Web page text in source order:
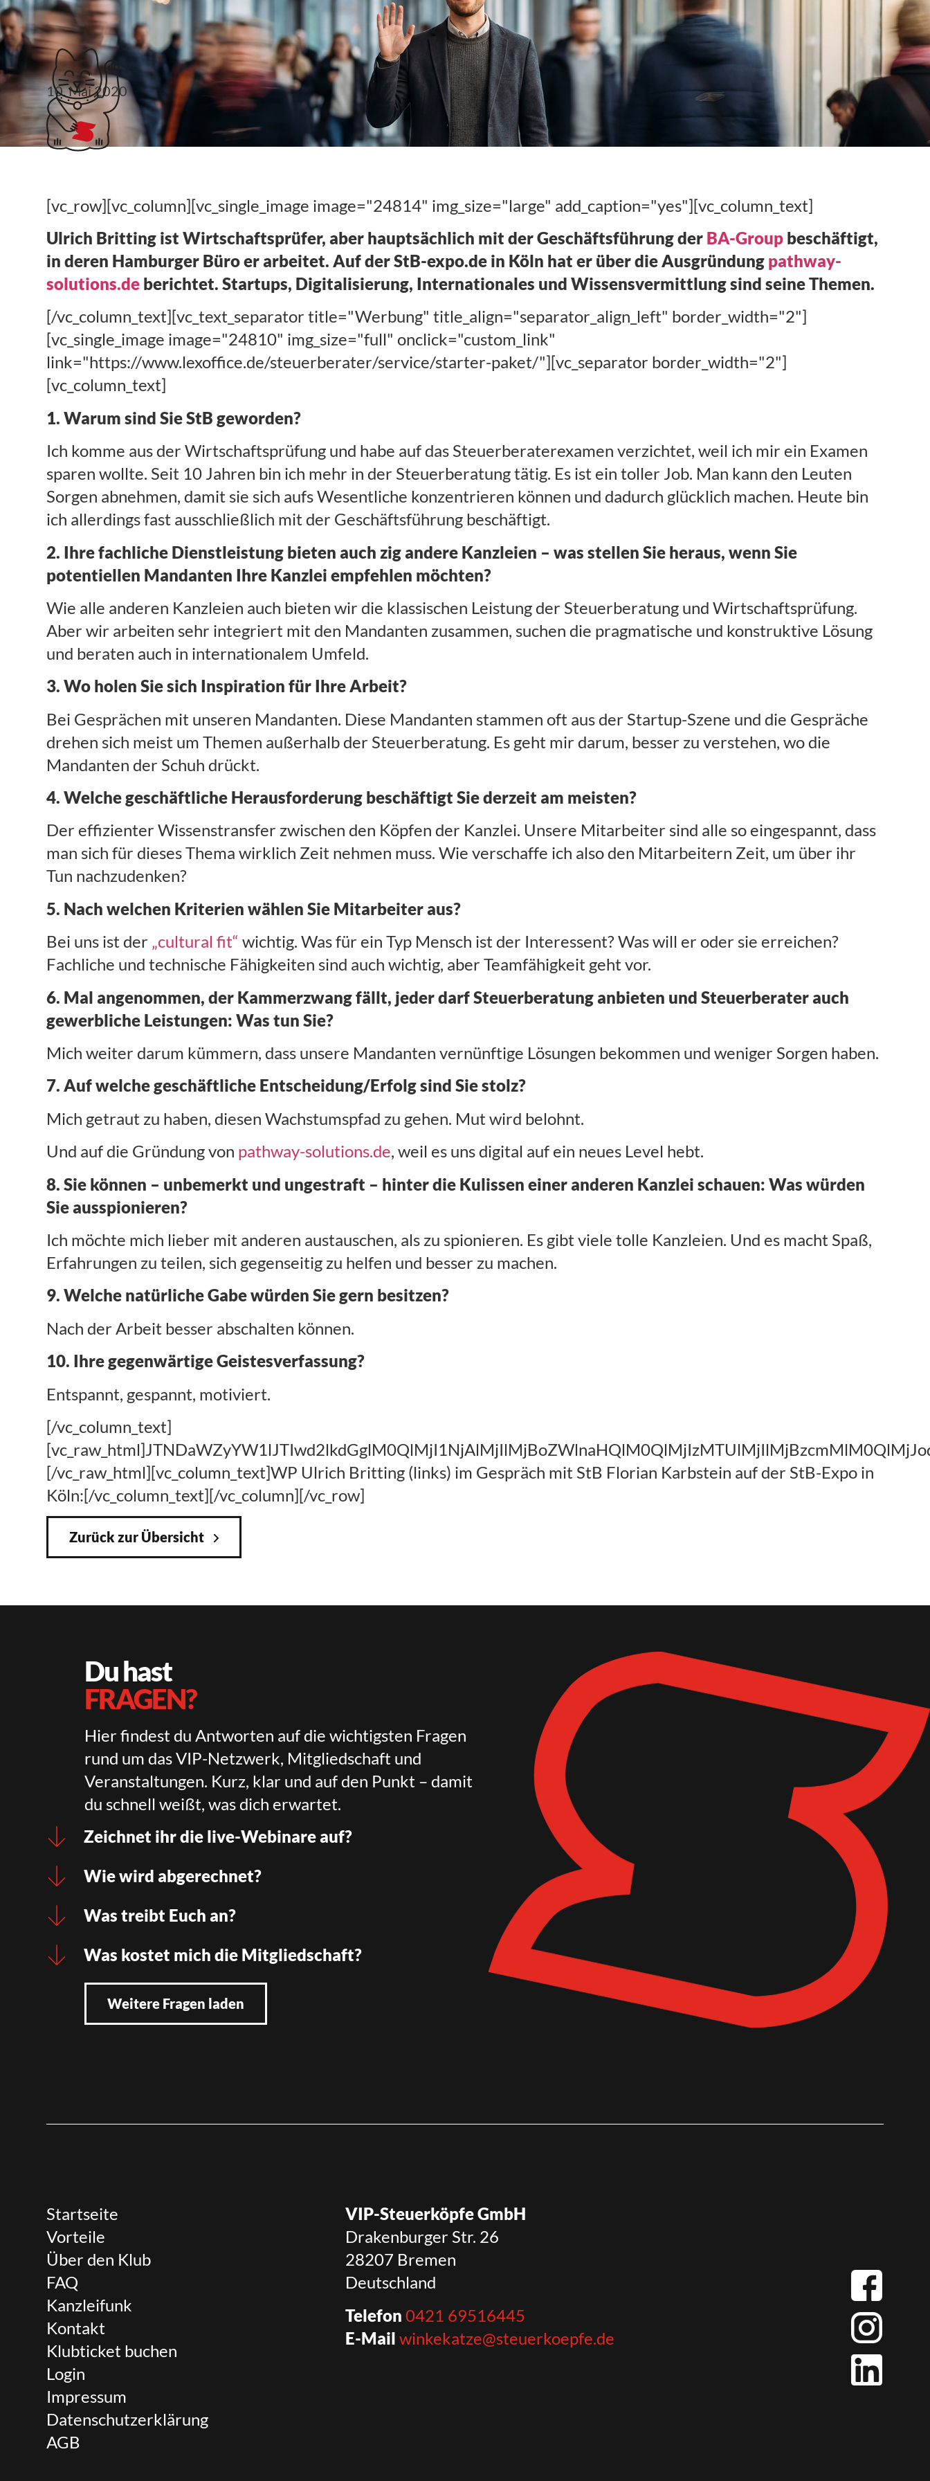
10 Fragen an … WP Ulrich Britting
10. Mai 2020
[vc_row][vc_column][vc_single_image image="24814" img_size="large" add_caption="yes"][vc_column_text]
Ulrich Britting ist Wirtschaftsprüfer, aber hauptsächlich mit der Geschäftsführung der BA-Group beschäftigt,
in deren Hamburger Büro er arbeitet. Auf der StB-expo.de in Köln hat er über die Ausgründung pathway-
solutions.de berichtet. Startups, Digitalisierung, Internationales und Wissensvermittlung sind seine Themen.
[/vc_column_text][vc_text_separator title="Werbung" title_align="separator_align_left" border_width="2"]
[vc_single_image image="24810" img_size="full" onclick="custom_link"
link="https://www.lexoffice.de/steuerberater/service/starter-paket/"][vc_separator border_width="2"]
[vc_column_text]
1. Warum sind Sie StB geworden?
Ich komme aus der Wirtschaftsprüfung und habe auf das Steuerberaterexamen verzichtet, weil ich mir ein Examen
sparen wollte. Seit 10 Jahren bin ich mehr in der Steuerberatung tätig. Es ist ein toller Job. Man kann den Leuten
Sorgen abnehmen, damit sie sich aufs Wesentliche konzentrieren können und dadurch glücklich machen. Heute bin
ich allerdings fast ausschließlich mit der Geschäftsführung beschäftigt.
2. Ihre fachliche Dienstleistung bieten auch zig andere Kanzleien – was stellen Sie heraus, wenn Sie
potentiellen Mandanten Ihre Kanzlei empfehlen möchten?
Wie alle anderen Kanzleien auch bieten wir die klassischen Leistung der Steuerberatung und Wirtschaftsprüfung.
Aber wir arbeiten sehr integriert mit den Mandanten zusammen, suchen die pragmatische und konstruktive Lösung
und beraten auch in internationalem Umfeld.
3. Wo holen Sie sich Inspiration für Ihre Arbeit?
Bei Gesprächen mit unseren Mandanten. Diese Mandanten stammen oft aus der Startup-Szene und die Gespräche
drehen sich meist um Themen außerhalb der Steuerberatung. Es geht mir darum, besser zu verstehen, wo die
Mandanten der Schuh drückt.
4. Welche geschäftliche Herausforderung beschäftigt Sie derzeit am meisten?
Der effizienter Wissenstransfer zwischen den Köpfen der Kanzlei. Unsere Mitarbeiter sind alle so eingespannt, dass
man sich für dieses Thema wirklich Zeit nehmen muss. Wie verschaffe ich also den Mitarbeitern Zeit, um über ihr
Tun nachzudenken?
5. Nach welchen Kriterien wählen Sie Mitarbeiter aus?
Bei uns ist der „cultural fit“ wichtig. Was für ein Typ Mensch ist der Interessent? Was will er oder sie erreichen?
Fachliche und technische Fähigkeiten sind auch wichtig, aber Teamfähigkeit geht vor.
6. Mal angenommen, der Kammerzwang fällt, jeder darf Steuerberatung anbieten und Steuerberater auch
gewerbliche Leistungen: Was tun Sie?
Mich weiter darum kümmern, dass unsere Mandanten vernünftige Lösungen bekommen und weniger Sorgen haben.
7. Auf welche geschäftliche Entscheidung/Erfolg sind Sie stolz?
Mich getraut zu haben, diesen Wachstumspfad zu gehen. Mut wird belohnt.
Und auf die Gründung von pathway-solutions.de, weil es uns digital auf ein neues Level hebt.
8. Sie können – unbemerkt und ungestraft – hinter die Kulissen einer anderen Kanzlei schauen: Was würden
Sie ausspionieren?
Ich möchte mich lieber mit anderen austauschen, als zu spionieren. Es gibt viele tolle Kanzleien. Und es macht Spaß,
Erfahrungen zu teilen, sich gegenseitig zu helfen und besser zu machen.
9. Welche natürliche Gabe würden Sie gern besitzen?
Nach der Arbeit besser abschalten können.
10. Ihre gegenwärtige Geistesverfassung?
Entspannt, gespannt, motiviert.
[/vc_column_text]
[/vc_raw_html][vc_column_text]WP Ulrich Britting (links) im Gespräch mit StB Florian Karbstein auf der StB-Expo in
Köln:[/vc_column_text][/vc_column][/vc_row]
Zurück zur Übersicht
Du hast
FRAGEN?
Hier findest du Antworten auf die wichtigsten Fragen
rund um das VIP-Netzwerk, Mitgliedschaft und
Veranstaltungen. Kurz, klar und auf den Punkt – damit
du schnell weißt, was dich erwartet.
Zeichnet ihr die live-Webinare auf?
Wie wird abgerechnet?
Was treibt Euch an?
Was kostet mich die Mitgliedschaft?
Weitere Fragen laden
Startseite
Vorteile
Über den Klub
FAQ
Kanzleifunk
Kontakt
Klubticket buchen
Login
Impressum
Datenschutzerklärung
AGB
VIP-Steuerköpfe GmbH
Drakenburger Str. 26
28207 Bremen
Deutschland
Telefon 0421 69516445
E-Mail winkekatze@steuerkoepfe.de